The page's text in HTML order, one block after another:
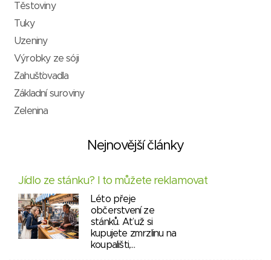
Těstoviny
Tuky
Uzeniny
Výrobky ze sóji
Zahušťovadla
Základní suroviny
Zelenina
Nejnovější články
Jídlo ze stánku? I to můžete reklamovat
Léto přeje
občerstvení ze
stánků. Ať už si
kupujete zmrzlinu na
koupališti,…